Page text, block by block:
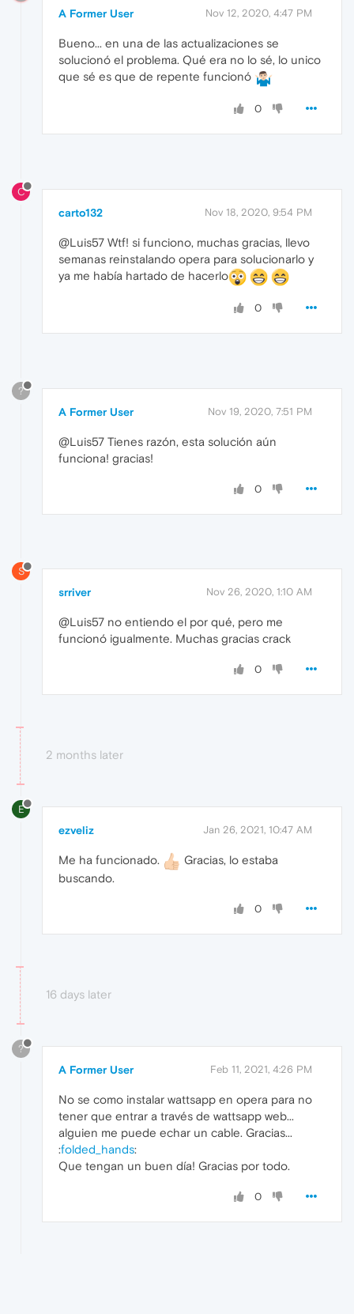
A Former User Nov 12, 2020, 4:47 PM
Bueno... en una de las actualizaciones se
solucionó el problema. Qué era no lo sé, lo unico
que sé es que de repente funcionó
0
C
carto132 Nov 18, 2020, 9:54 PM
@Luis57 Wtf! si funciono, muchas gracias, llevo
semanas reinstalando opera para solucionarlo y
ya me había hartado de hacerlo
0
?
A Former User Nov 19, 2020, 7:51 PM
@Luis57 Tienes razón, esta solución aún
funciona! gracias!
0
S
srriver Nov 26, 2020, 1:10 AM
@Luis57 no entiendo el por qué, pero me
funcionó igualmente. Muchas gracias crack
0
2 months later
E
ezveliz Jan 26, 2021, 10:47 AM
Me ha funcionado.
Gracias, lo estaba
buscando.
0
16 days later
?
A Former User Feb 11, 2021, 4:26 PM
No se como instalar wattsapp en opera para no
tener que entrar a través de wattsapp web...
alguien me puede echar un cable. Gracias...
:folded_hands:
Que tengan un buen día! Gracias por todo.
0